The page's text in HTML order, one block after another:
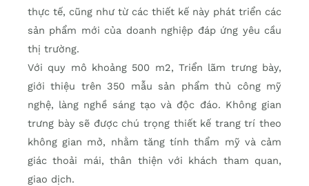
thực tế, cũng như từ các thiết kế này phát triển các
sản phẩm mới của doanh nghiệp đáp ứng yêu cầu
thị trường.
Với quy mô khoảng 500 m2, Triển lãm trưng bày,
giới thiệu trên 350 mẫu sản phẩm thủ công mỹ
nghệ, làng nghề sáng tạo và độc đáo. Không gian
trưng bày sẽ được chú trọng thiết kế trang trí theo
không gian mở, nhằm tăng tính thẩm mỹ và cảm
giác thoải mái, thân thiện với khách tham quan,
giao dịch.